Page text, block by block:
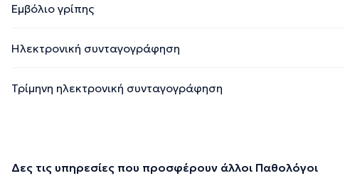
Εμβόλιο γρίπης
Ηλεκτρονική συνταγογράφηση
Τρίμηνη ηλεκτρονική συνταγογράφηση
Δες τις υπηρεσίες που προσφέρουν άλλοι Παθολόγοι